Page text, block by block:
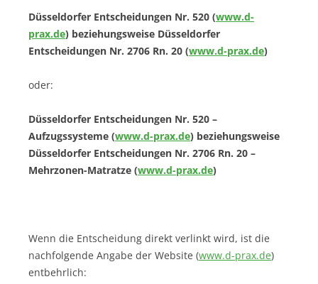
Düsseldorfer Entscheidungen Nr. 520 (www.d-
prax.de) beziehungsweise Düsseldorfer
Entscheidungen Nr. 2706 Rn. 20 (www.d-prax.de)
oder:
Düsseldorfer Entscheidungen Nr. 520 –
Aufzugssysteme (www.d-prax.de) beziehungsweise
Düsseldorfer Entscheidungen Nr. 2706 Rn. 20 –
Mehrzonen-Matratze (www.d-prax.de)
Wenn die Entscheidung direkt verlinkt wird, ist die
nachfolgende Angabe der Website (www.d-prax.de)
entbehrlich: